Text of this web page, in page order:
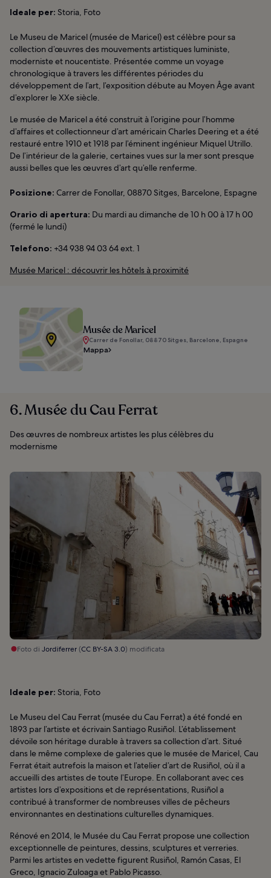
Ideale per: Storia, Foto
Le Museu de Maricel (musée de Maricel) est célèbre pour sa
collection d’œuvres des mouvements artistiques luministe,
moderniste et noucentiste. Présentée comme un voyage
chronologique à travers les différentes périodes du
développement de l’art, l’exposition débute au Moyen Âge avant
d’explorer le XXe siècle.
Le musée de Maricel a été construit à l’origine pour l’homme
d’affaires et collectionneur d’art américain Charles Deering et a été
restauré entre 1910 et 1918 par l’éminent ingénieur Miquel Utrillo.
De l’intérieur de la galerie, certaines vues sur la mer sont presque
aussi belles que les œuvres d’art qu’elle renferme.
Posizione: Carrer de Fonollar, 08870 Sitges, Barcelone, Espagne
Orario di apertura: Du mardi au dimanche de 10 h 00 à 17 h 00
(fermé le lundi)
Telefono: +34 938 94 03 64 ext. 1
Musée Maricel : découvrir les hôtels à proximité
Musée de Maricel
Carrer de Fonollar, 08870 Sitges, Barcelone, Espagne
Mappa
6. Musée du Cau Ferrat
Des œuvres de nombreux artistes les plus célèbres du
modernisme
Foto di Jordiferrer(CC BY-SA 3.0) modificata
Ideale per: Storia, Foto
Le Museu del Cau Ferrat (musée du Cau Ferrat) a été fondé en
1893 par l’artiste et écrivain Santiago Rusiñol. L’établissement
dévoile son héritage durable à travers sa collection d’art. Situé
dans le même complexe de galeries que le musée de Maricel, Cau
Ferrat était autrefois la maison et l’atelier d’art de Rusiñol, où il a
accueilli des artistes de toute l’Europe. En collaborant avec ces
artistes lors d’expositions et de représentations, Rusiñol a
contribué à transformer de nombreuses villes de pêcheurs
environnantes en destinations culturelles dynamiques.
Rénové en 2014, le Musée du Cau Ferrat propose une collection
exceptionnelle de peintures, dessins, sculptures et verreries.
Parmi les artistes en vedette figurent Rusiñol, Ramón Casas, El
Greco, Ignacio Zuloaga et Pablo Picasso.